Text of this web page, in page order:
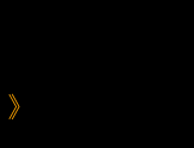
》